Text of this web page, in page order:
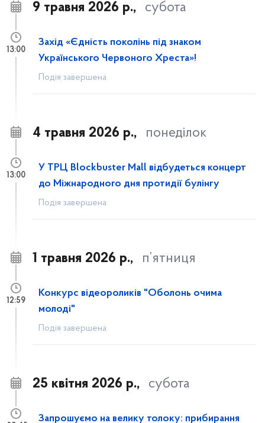
9 травня 2026 р., субота
Захід «Єдність поколінь під знаком
Українського Червоного Хреста»!
Подія завершена
13:00
4 травня 2026 р., понеділок
У ТРЦ Blockbuster Mall відбудеться концерт
до Міжнародного дня протидії булінгу
Подія завершена
13:00
1 травня 2026 р., п’ятниця
Конкурс відеороликів "Оболонь очима
молоді"
Подія завершена
12:59
25 квітня 2026 р., субота
Запрошуємо на велику толоку: прибирання